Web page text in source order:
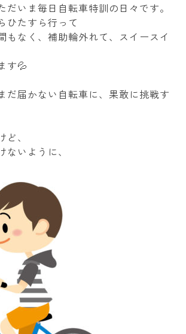
だいま毎日自転車特訓の日々です。
ひたすら行って
もなく、補助輪外れて、スイースイ
す💦
だ届かない自転車に、果敢に挑戦す
、
ないように、